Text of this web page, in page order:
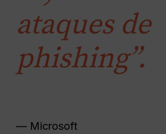
ataques de
phishing”.
— Microsoft